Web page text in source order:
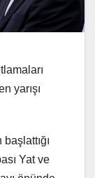
yarışı
Yat ve